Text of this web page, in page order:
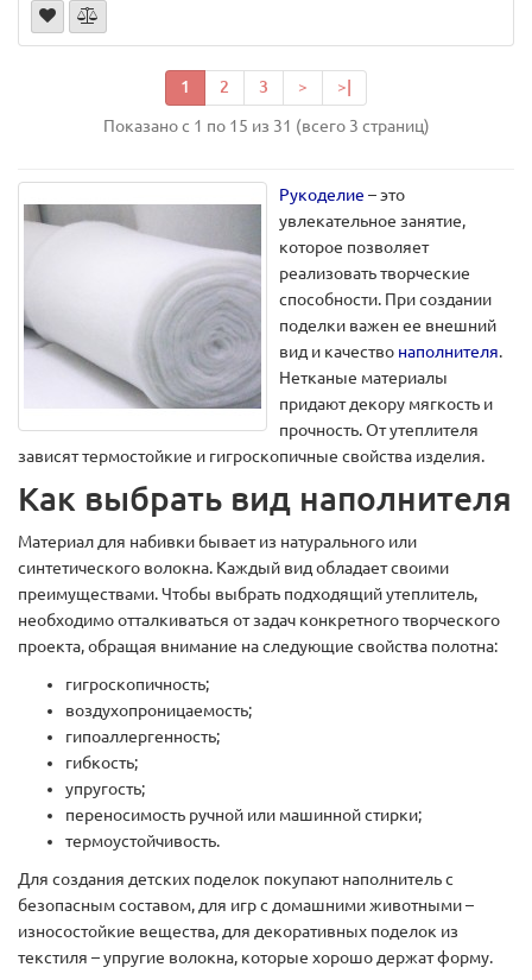
1 2 3 > >|
Показано с 1 по 15 из 31 (всего 3 страниц)
Рукоделие – это
увлекательное занятие,
которое позволяет
реализовать творческие
способности. При создании
поделки важен ее внешний
вид и качество наполнителя.
Нетканые материалы
придают декору мягкость и
прочность. От утеплителя
зависят термостойкие и гигроскопичные свойства изделия.
Как выбрать вид наполнителя
Материал для набивки бывает из натурального или
синтетического волокна. Каждый вид обладает своими
преимуществами. Чтобы выбрать подходящий утеплитель,
необходимо отталкиваться от задач конкретного творческого
проекта, обращая внимание на следующие свойства полотна:
гигроскопичность;
воздухопроницаемость;
гипоаллергенность;
гибкость;
упругость;
переносимость ручной или машинной стирки;
термоустойчивость.
Для создания детских поделок покупают наполнитель с
безопасным составом, для игр с домашними животными –
износостойкие вещества, для декоративных поделок из
текстиля – упругие волокна, которые хорошо держат форму.